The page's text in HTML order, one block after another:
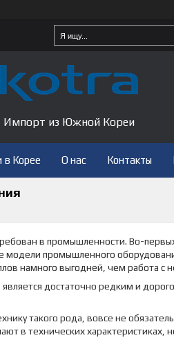
Импорт из Южной Кореи
в Корее О нас Контакты
в промышленности. Во-
модели промышленного
намного выгодней, чем работа с
достаточно редким и
такого рода, вовсе не
в технических